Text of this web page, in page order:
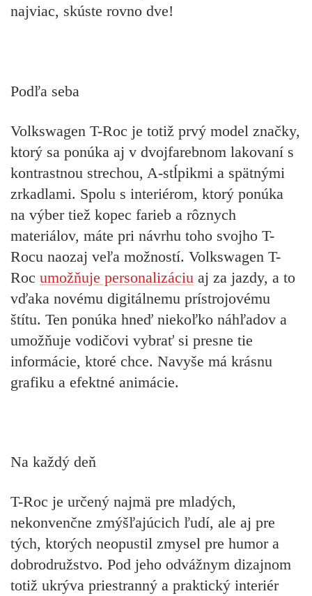
najviac, skúste rovno dve!
Podľa seba
Volkswagen T-Roc je totiž prvý model značky,
ktorý sa ponúka aj v dvojfarebnom lakovaní s
kontrastnou strechou, A-stĺpikmi a spätnými
zrkadlami. Spolu s interiérom, ktorý ponúka
na výber tiež kopec farieb a rôznych
materiálov, máte pri návrhu toho svojho T-
Rocu naozaj veľa možností. Volkswagen T-
Roc umožňuje personalizáciu aj za jazdy, a to
vďaka novému digitálnemu prístrojovému
štítu. Ten ponúka hneď niekoľko náhľadov a
umožňuje vodičovi vybrať si presne tie
informácie, ktoré chce. Navyše má krásnu
grafiku a efektné animácie.
Na každý deň
T-Roc je určený najmä pre mladých,
nekonvenčne zmýšľajúcich ľudí, ale aj pre
tých, ktorých neopustil zmysel pre humor a
dobrodružstvo. Pod jeho odvážnym dizajnom
totiž ukrýva priestranný a praktický interiér